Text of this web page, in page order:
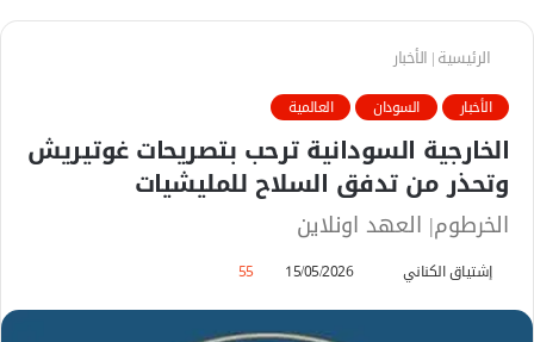
الرئيسية| الأخبار
الأخبار السودان العالمية
الخارجية السودانية ترحب بتصريحات غوتيريش
وتحذر من تدفق السلاح للمليشيات
الخرطوم| العهد اونلاين
إشتياق الكناني 15/05/2026
55